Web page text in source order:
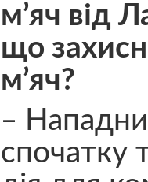
м’яч від
що
м’яч?
‒
спочатку